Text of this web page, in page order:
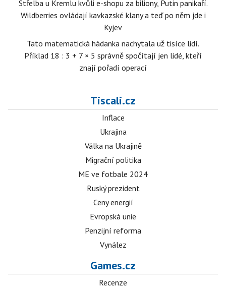
Střelba u Kremlu kvůli e-shopu za biliony, Putin panikaří.
Wildberries ovládají kavkazské klany a teď po něm jde i
Kyjev
Tato matematická hádanka nachytala už tisíce lidí.
Příklad 18 : 3 + 7 × 5 správně spočítají jen lidé, kteří
znají pořadí operací
Tiscali.cz
Inflace
Ukrajina
Válka na Ukrajině
Migrační politika
ME ve fotbale 2024
Ruský prezident
Ceny energií
Evropská unie
Penzijní reforma
Vynález
Games.cz
Recenze